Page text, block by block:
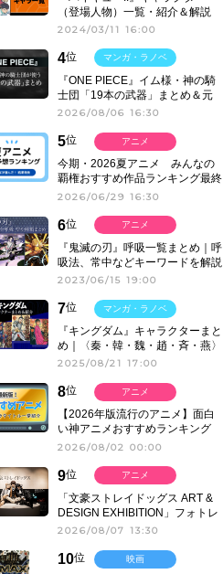
（登場人物）一覧・紹介＆解説
2024/03/11 16:00
4位
『ONE PIECE』イム様・神の騎
士団「19本の武器」まとめ＆元
ネタ
2026/08/06 16:30
マンガ・ラノベ
5位
今期・2026夏アニメ みんなの
覇権おすすめ作品ランキング最終
結果発表！
2026/06/29 16:30
アニメ
6位
『鬼滅の刃』呼吸一覧まとめ｜呼
吸法、常中などキーワードを解説
2023/06/15 19:00
アニメ
7位
『キングダム』キャラクターまと
め｜〈秦・韓・魏・趙・斉・燕〉
2025/08/21 17:00
マンガ・ラノベ
8位
【2026年版流行のアニメ】面白
い神アニメおすすめランキング
【名作・話題作】｜ジャンル別人
2026/08/02 00:00
アニメ
9位
「文豪ストレイドッグス ART &
DESIGN EXHIBITION」フォトレ
ポート
2026/08/07 13:30
アニメ
10位
映画